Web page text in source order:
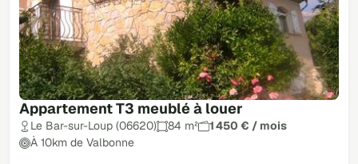
Appartement T3 meublé à louer
Le Bar-sur-Loup (06620) 84 m²
1 450 € / mois
À 10km de Valbonne